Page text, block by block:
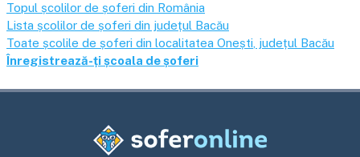
Topul școlilor de șoferi din România
Lista școlilor de șoferi din județul Bacău
Toate școlile de șoferi din localitatea Onești , județul Bacău
Înregistrează-ți școala de șoferi